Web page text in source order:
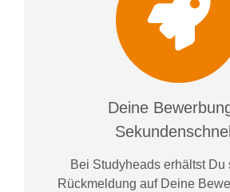
Deine
Bei Studyheads erhältst Du
Rückmeldung auf Deine